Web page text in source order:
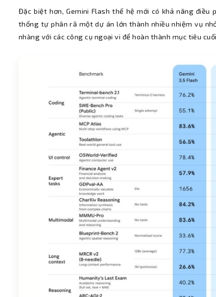
Đặc biệt hơn, Gemini Flash thế hệ mới có khả năng
thống tự phân rã một dự án lớn thành nhiều nhiệm vụ
nhàng với các công cụ ngoại vi để hoàn thành mục tiêu